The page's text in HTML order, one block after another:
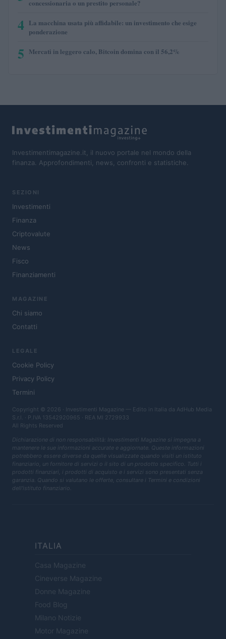
concessionaria o un prestito personale?
4 La macchina usata più affidabile: un investimento che esige
ponderazione
5 Mercati in leggero calo, Bitcoin domina con il 56,2%
Investimentimagazine.it, il nuovo portale nel mondo della
finanza. Approfondimenti, news, confronti e statistiche.
SEZIONI
Investimenti
Finanza
Criptovalute
News
Fisco
Finanziamenti
MAGAZINE
Chi siamo
Contatti
LEGALE
Cookie Policy
Privacy Policy
Termini
Copyright © 2026 · Investimenti Magazine — Edito in Italia da AdHub Media
S.r.l. · P.IVA 13542920965 · REA MI 2729933
All Rights Reserved
Dichiarazione di non responsabilità: Investimenti Magazine si impegna a
mantenere le sue informazioni accurate e aggiornate. Queste informazioni
potrebbero essere diverse da quelle visualizzate quando visiti un istituto
finanziario, un fornitore di servizi o il sito di un prodotto specifico. Tutti i
prodotti finanziari, i prodotti di acquisto e i servizi sono presentati senza
garanzia. Quando si valutano le offerte, consultare i Termini e condizioni
dell'istituto finanziario.
ITALIA
Casa Magazine
Cineverse Magazine
Donne Magazine
Food Blog
Milano Notizie
Motor Magazine